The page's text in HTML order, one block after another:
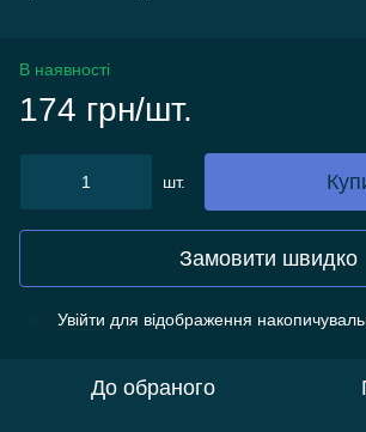
В наявності
174 грн/шт.
шт.
Замовити швидко
Увійти для відображення
До обраного